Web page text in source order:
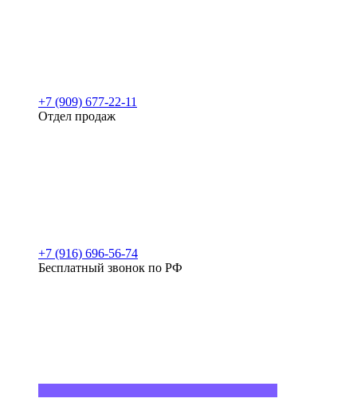
+7 (909) 677-22-11
Отдел продаж
+7 (916) 696-56-74
Бесплатный звонок по РФ